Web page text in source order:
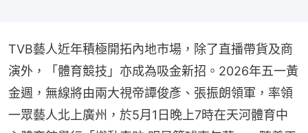
TVB藝人近年積極開拓內地市場，除了直播帶貨及商
演外，「體育競技」亦成為吸金新招。2026年五一黃
金週，無線將由兩大視帝譚俊彥、張振朗領軍，率領
一眾藝人北上廣州，於5月1日晚上7時在天河體育中